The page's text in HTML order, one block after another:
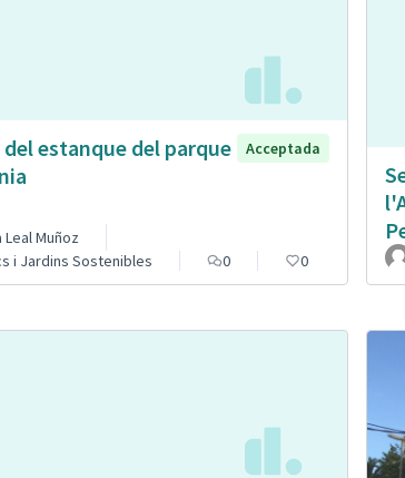
del estanque del parque
Acceptada
Leal Muñoz
i Jardins Sostenibles
0 0